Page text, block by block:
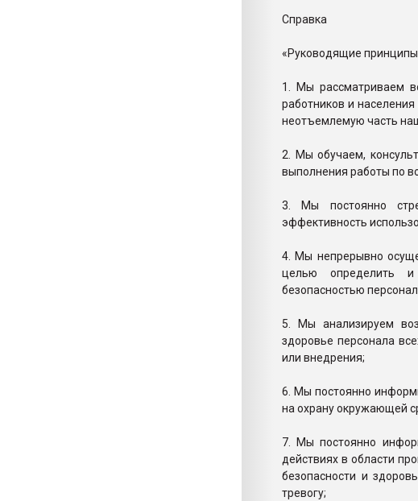
Справка
«Руководящие
1. Мы рассматриваем
работников и
неотъемлемую часть
2. Мы обучаем,
выполнения работы по
3. Мы постоянно
эффективность
4. Мы непрерывно
целью определить и
безопасностью
5. Мы анализируем
здоровье персонала
или внедрения;
6. Мы постоянно
на охрану окружающей
7. Мы постоянно
действиях в области
безопасности и
тревогу;